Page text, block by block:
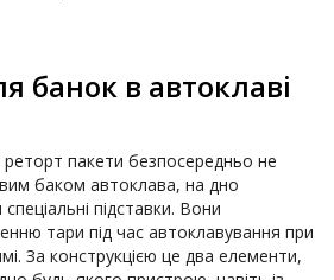
банок в автоклаві
пакети безпосередньо не
баком автоклава, на дно
підставки. Вони
тари під час автоклавування при
За конструкцією це два елементи,